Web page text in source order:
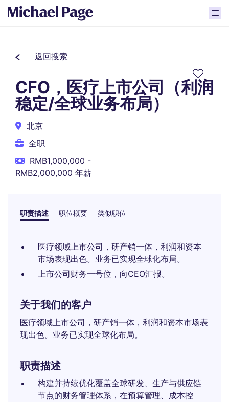
返回搜索
CFO，医疗上市公司（利润
稳定/全球业务布局）
北京
全职
RMB1,000,000 -
RMB2,000,000 年薪
职责描述 职位概要 类似职位
医疗领域上市公司，研产销一体，利润和资本
市场表现出色。业务已实现全球化布局。
上市公司财务一号位，向CEO汇报。
关于我们的客户
医疗领域上市公司，研产销一体，利润和资本市场表
现出色。业务已实现全球化布局。
职责描述
构建并持续优化覆盖全球研发、生产与供应链
节点的财务管理体系，在预算管理、成本控